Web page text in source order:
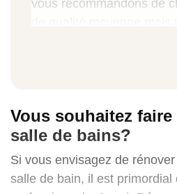
vous recommandons de
les installations d'eau et
votre salle de bain.
compris se situe entre
A 600€/m² vous avez une
Vous souhaitez
salle de bains?
Si vous envisagez de
salle de bain, il est